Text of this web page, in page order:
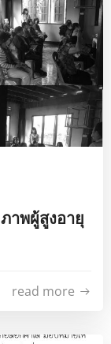
าพผู้สูงอายุ
read more